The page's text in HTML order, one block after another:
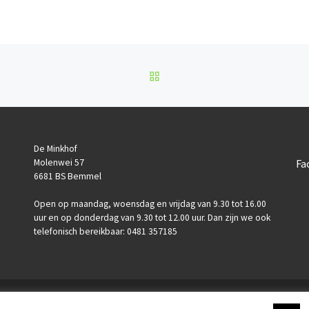
De Minkhof
Molenwei 57
6681 BS Bemmel
Open op maandag, woensdag en vrijdag van 9.30 tot 16.00
uur en op donderdag van 9.30 tot 12.00 uur. Dan zijn we ook
telefonisch bereikbaar: 0481 357185